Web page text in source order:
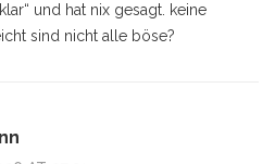
und hat nix gesagt. keine
sind nicht alle böse?